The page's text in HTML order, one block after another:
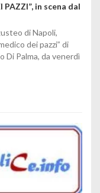
PAZZI”, in scena dal
di Napoli,
dei pazzi” di
Di Palma, da venerdì